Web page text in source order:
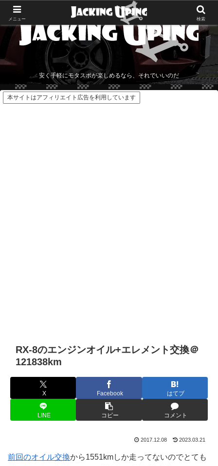
安く手軽にモタスポが楽しめるなら、それでいいのだ
本サイトはアフィリエイト広告を利用しています
RX-8のエンジンオイル+エレメント交換＠
121838km
X Facebook はてブ
LINE コピー コメント
2017.12.08 2023.03.21
前回のオイル交換から1551kmしか走ってないのでとても
メニュー 検索